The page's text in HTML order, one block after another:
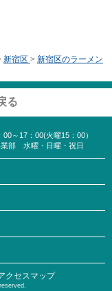
新宿区 > 新宿区のラーメン
る
00～17：00(火曜15：00）
部 水曜・日曜・祝日
クセスマップ